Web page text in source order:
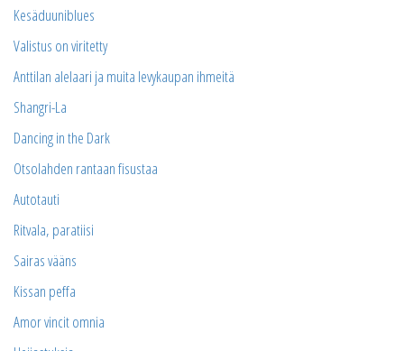
Kesäduuniblues
Valistus on viritetty
Anttilan alelaari ja muita levykaupan ihmeitä
Shangri-La
Dancing in the Dark
Otsolahden rantaan fisustaa
Autotauti
Ritvala, paratiisi
Sairas vääns
Kissan peffa
Amor vincit omnia